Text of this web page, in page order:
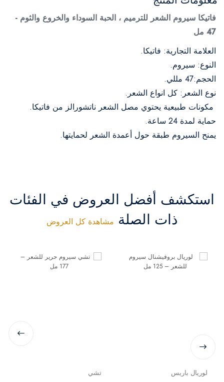
فاتيكا سيروم الشعر للترميم ، الحبة السوداء والخروع والثوم -
47 مل
العلامة التجارية: فاتيكا.
النوع: سيروم.
الحجم:47 مللي.
نوع الشعر: كل انواع الشعر.
مكونات طبيعية يحتوي مصل الشعر ناتشورالز من فاتيكا.
حماية لمدة 24 ساعة.
يمنح السيروم طبقة حول أعمدة الشعر لحمايتها.
استكشف أفضل العروض في الفئات
ذات الصلة مشاهدة كل العروض
لوريال باريس تشي